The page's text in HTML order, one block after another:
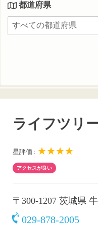
都道府県
ライフツリ
星評価 : ★★★★
アクセスが良い
〒300-1207 茨城県
029-878-2005